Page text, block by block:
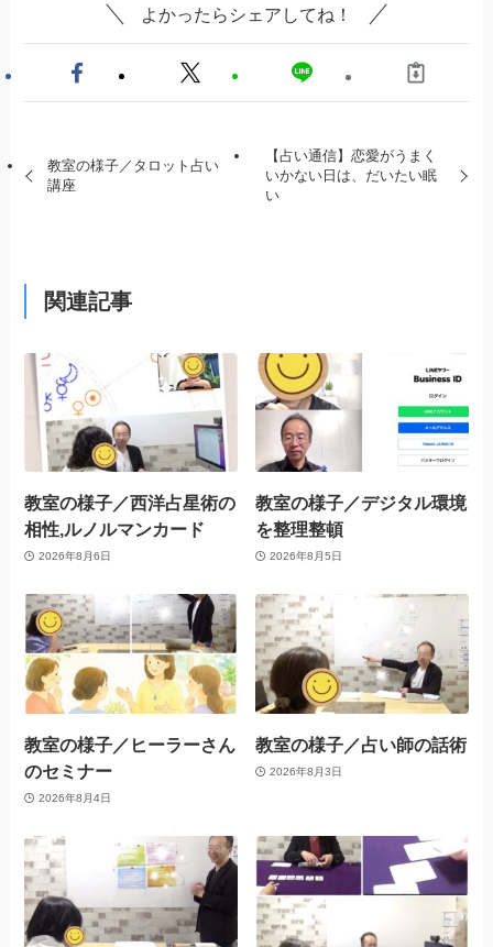
よかったらシェアしてね！
教室の様子／タロット占い
講座
【占い通信】恋愛がうまく
いかない日は、だいたい眠
い
関連記事
教室の様子／西洋占星術の
相性,ルノルマンカード
2026年8月6日
教室の様子／デジタル環境
を整理整頓
2026年8月5日
教室の様子／ヒーラーさん
のセミナー
2026年8月4日
教室の様子／占い師の話術
2026年8月3日